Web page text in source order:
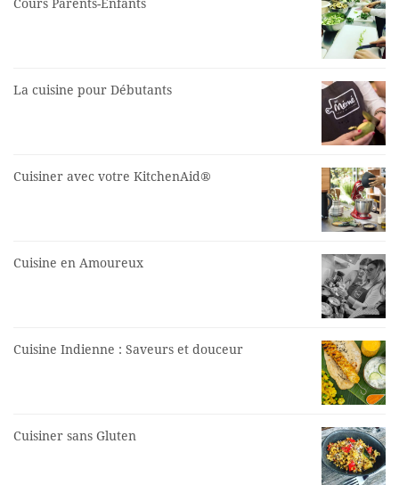
Cours Parents-Enfants
La cuisine pour Débutants
Cuisiner avec votre KitchenAid®
Cuisine en Amoureux
Cuisine Indienne : Saveurs et douceur
Cuisiner sans Gluten